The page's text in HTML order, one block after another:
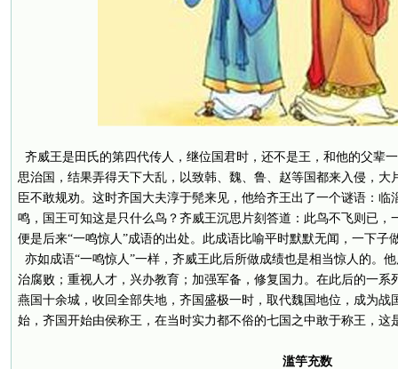
齐威王是田氏的第四代传人，继位国君时，还不是王，和他的父辈
思治国，结果弄得天下大乱，以致韩、魏、鲁、赵等国都来入侵，大
臣不敢规劝。这时齐国大夫淳于髡来见，他给齐王出了一个谜语：临
鸣，国王可知这是只什么鸟？齐威王沉思片刻答道：此鸟不飞则已，
便是后来“一鸣惊人”成语的出处。此成语比喻平时默默无闻，一下子
亦如成语“一鸣惊人”一样，齐威王此后所做成绩也是相当惊人的。
治腐败；重视人才，兴办教育；加强军备，修复国力。在此后的一系
燕国十余城，收回全部失地，齐国盛极一时，取代魏国地位，成为战
始，齐国开始由侯称王，在当时实力都不俗的七国之中敢于称王，这
滥竽充数